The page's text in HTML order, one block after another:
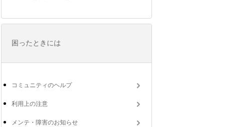
困ったときには
コミュニティのヘルプ
利用上の注意
メンテ・障害のお知らせ